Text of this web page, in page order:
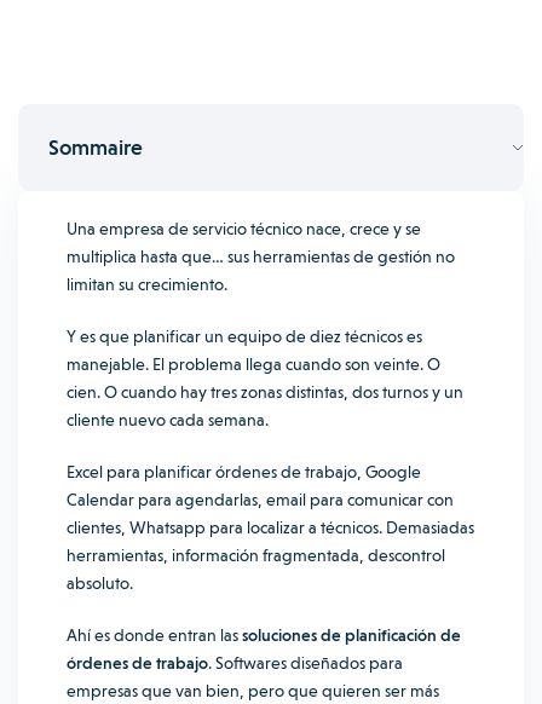
Sommaire
Una empresa de servicio técnico nace, crece y se
multiplica hasta que… sus herramientas de gestión no
limitan su crecimiento.
Y es que planificar un equipo de diez técnicos es
manejable. El problema llega cuando son veinte. O
cien. O cuando hay tres zonas distintas, dos turnos y un
cliente nuevo cada semana.
Excel para planificar órdenes de trabajo, Google
Calendar para agendarlas, email para comunicar con
clientes, Whatsapp para localizar a técnicos. Demasiadas
herramientas, información fragmentada, descontrol
absoluto.
Ahí es donde entran lassoluciones de planificación de
órdenes de trabajo. Softwares diseñados para
empresas que van bien, pero que quieren ser más